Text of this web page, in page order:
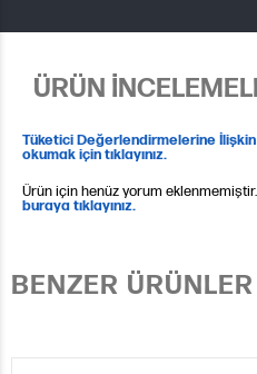
ÜRÜN
Tüketici Değerlendirmelerine
okumak için tıklayınız.
Ürün için henüz yorum
buraya tıklayınız.
BENZER ÜRÜNLER